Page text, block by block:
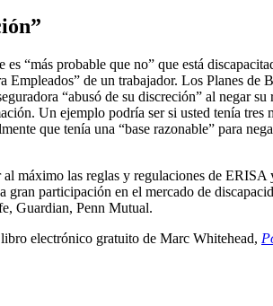
“más probable que no” que está
de un trabajador. Los Planes de
“abusó de su discreción” al negar su
Un ejemplo podría ser si usted tenía tres
que tenía una “base razonable” para
máximo las reglas y regulaciones de
gran participación en el mercado de
Guardian, Penn Mutual.
electrónico gratuito de Marc Whitehead,